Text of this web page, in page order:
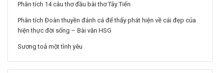
Phân tích 14 câu thơ đầu bài thơ Tây Tiến
Phân tích Đoàn thuyền đánh cá để thấy phát hiện về cái đẹp của
hiện thực đời sống – Bài văn HSG
Sương toả một tình yêu